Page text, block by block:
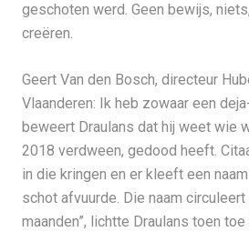
geschoten werd. Geen bewijs,
creëren.
Geert Van den Bosch, directeur
Vlaanderen: Ik heb zowaar een
beweert Draulans dat hij weet wie
2018 verdween, gedood heeft.
in die kringen en er kleeft een
schot afvuurde. Die naam circuleert
maanden”, lichtte Draulans toen